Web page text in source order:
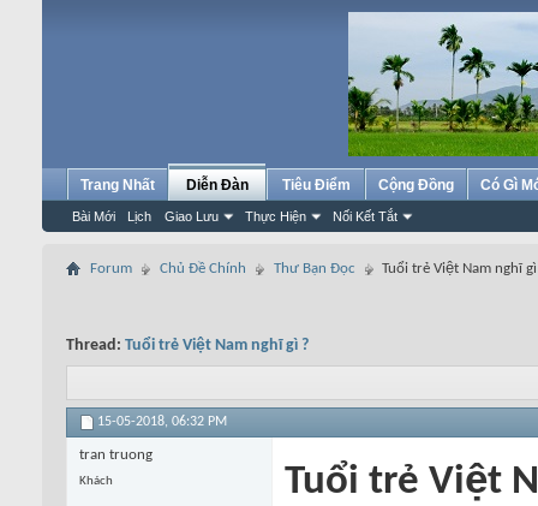
Trang Nhất Diễn Đàn
Bài Mới Lịch Giao Lưu Thực Hiện Nối Kết Tắt
Tiêu Điểm Cộng Đồng Có Gì
Forum Chủ Đề Chính Thư Bạn Đọc Tuổi trẻ Việt Nam nghĩ
Thread: Tuổi trẻ Việt Nam nghĩ gì ?
15-05-2018, 06:32 PM
tran truong
Khách Tuổi trẻ Việt